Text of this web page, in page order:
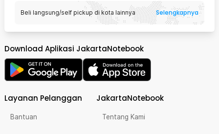
Beli langsung/self pickup di kota lainnya Selengkapnya
Download Aplikasi JakartaNotebook
Layanan Pelanggan
Bantuan
JakartaNotebook
Tentang Kami